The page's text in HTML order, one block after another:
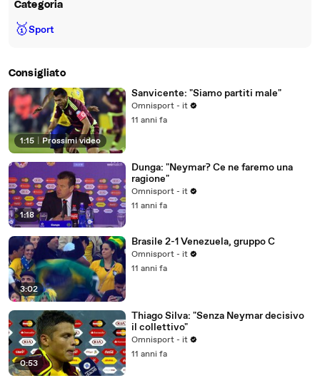
Categoria
🥇Sport
Consigliato
1:15 Prossimi video
Sanvicente: "Siamo partiti male"
Omnisport - it
11 anni fa
1:18
Dunga: "Neymar? Ce ne faremo una
ragione"
Omnisport - it
11 anni fa
3:02
Brasile 2-1 Venezuela, gruppo C
Omnisport - it
11 anni fa
0:53
Thiago Silva: "Senza Neymar decisivo
il collettivo"
Omnisport - it
11 anni fa